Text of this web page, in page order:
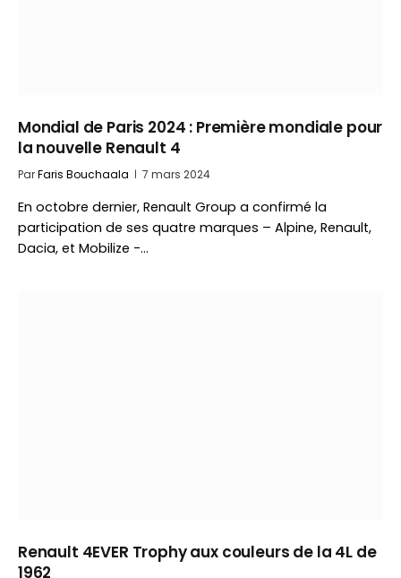
Mondial de Paris 2024 : Première mondiale pour
la nouvelle Renault 4
ParFaris Bouchaala 7 mars 2024
En octobre dernier, Renault Group a confirmé la
participation de ses quatre marques – Alpine, Renault,
Dacia, et Mobilize -…
Renault 4EVER Trophy aux couleurs de la 4L de
1962